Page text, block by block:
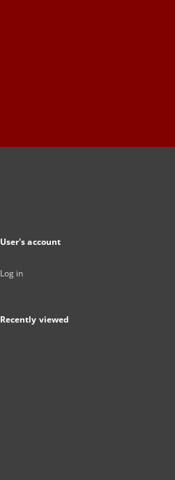
User's account
Log in
Recently viewed